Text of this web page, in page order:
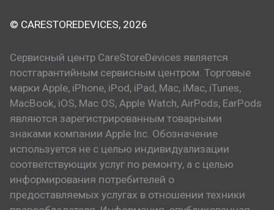
© CARESTOREDEVICES, 2026
Сервисный центр CareStoreDevices является
постгарантийным сервисным центром. Торговые
марки Apple, iPhone, iPod, iPad, Mac, iMac, iTunes,
MacBook, iOS, Mac OS, Apple Watch, AirPods, EarPods
являются зарегистрированным товарными
знаками компании Apple Inc. Обозначение
используется не с целью индивидуализации
соответствующих услуг по ремонту, а с целью
информирования потребителей о
предоставляемых услугах в отношении техники